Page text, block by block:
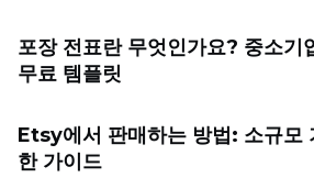
포장 전표란 무엇인가요? 중소기
무료 템플릿
Etsy에서 판매하는 방법: 소규모
한 가이드